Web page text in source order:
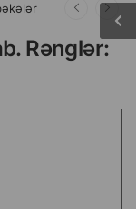
Rənglər: